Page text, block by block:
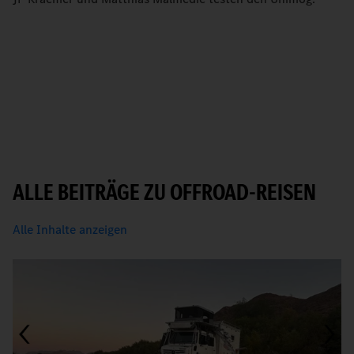
ALLE BEITRÄGE ZU OFFROAD-REISEN
Alle Inhalte anzeigen